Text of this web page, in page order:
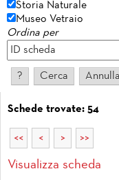
Storia Naturale
Museo Vetraio
Ordina per
Schede trovate: 54
<< < > >>
Visualizza scheda